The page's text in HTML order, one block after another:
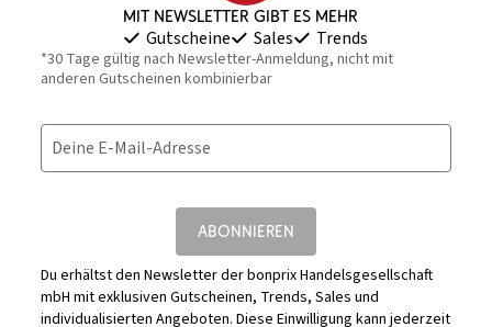
Mit Newsletter gibt es mehr
Gutscheine Sales Trends
*30 Tage gültig nach Newsletter-Anmeldung, nicht mit
anderen Gutscheinen kombinierbar
Deine E-Mail-Adresse
ABONNIEREN
Du erhältst den Newsletter der bonprix Handelsgesellschaft
mbH mit exklusiven Gutscheinen, Trends, Sales und
individualisierten Angeboten. Diese Einwilligung kann jederzeit